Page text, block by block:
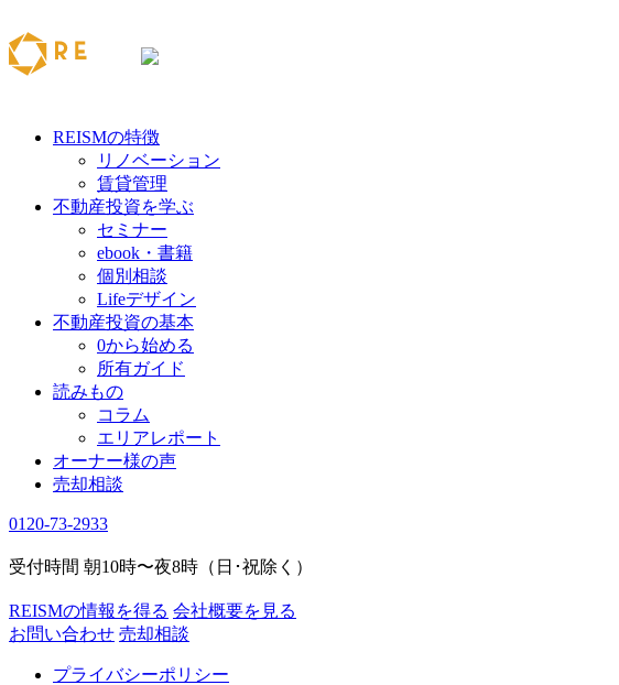
REISMの特徴
リノベーション
賃貸管理
不動産投資を学ぶ
セミナー
ebook・書籍
個別相談
Lifeデザイン
不動産投資の基本
0から始める
所有ガイド
読みもの
コラム
エリアレポート
オーナー様の声
売却相談
0120-73-2933
受付時間 朝10時〜夜8時（日･祝除く）
REISMの情報を得る 会社概要を見る
お問い合わせ 売却相談
プライバシーポリシー